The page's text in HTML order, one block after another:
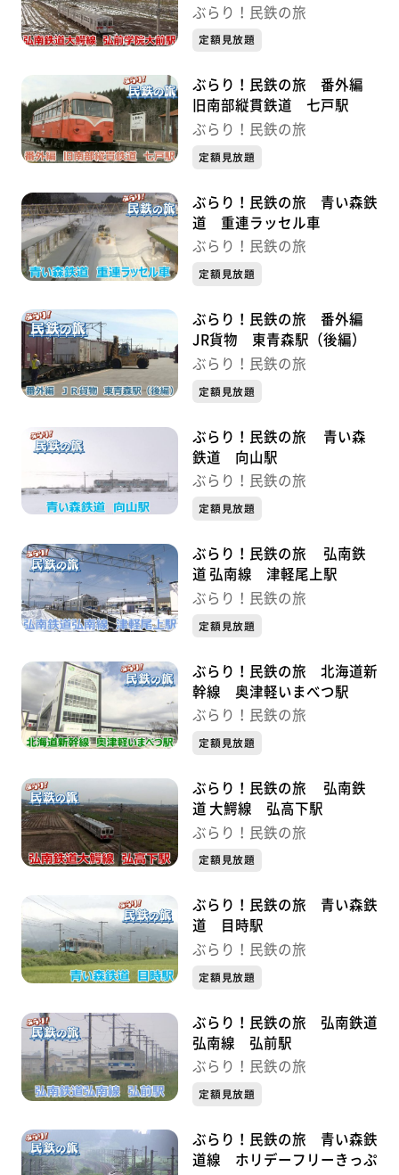
ぶらり！民鉄の旅
定額見放題
ぶらり！民鉄の旅 番外編
旧南部縦貫鉄道 七戸駅
ぶらり！民鉄の旅
定額見放題
ぶらり！民鉄の旅 青い森鉄
道 重連ラッセル車
ぶらり！民鉄の旅
定額見放題
ぶらり！民鉄の旅 番外編
JR貨物 東青森駅（後編）
ぶらり！民鉄の旅
定額見放題
ぶらり！民鉄の旅 青い森
鉄道 向山駅
ぶらり！民鉄の旅
定額見放題
ぶらり！民鉄の旅 弘南鉄
道 弘南線 津軽尾上駅
ぶらり！民鉄の旅
定額見放題
ぶらり！民鉄の旅 北海道新
幹線 奥津軽いまべつ駅
ぶらり！民鉄の旅
定額見放題
ぶらり！民鉄の旅 弘南鉄
道 大鰐線 弘高下駅
ぶらり！民鉄の旅
定額見放題
ぶらり！民鉄の旅 青い森鉄
道 目時駅
ぶらり！民鉄の旅
定額見放題
ぶらり！民鉄の旅 弘南鉄道
弘南線 弘前駅
ぶらり！民鉄の旅
定額見放題
ぶらり！民鉄の旅 青い森鉄
道線 ホリデーフリーきっぷ